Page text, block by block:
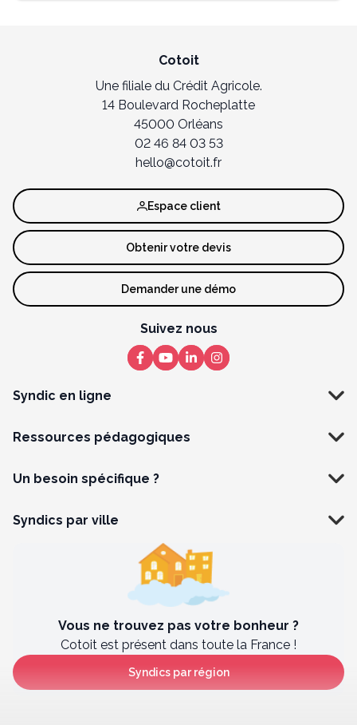
Cotoit
Une filiale du Crédit Agricole.
14 Boulevard Rocheplatte
45000 Orléans
02 46 84 03 53
hello@cotoit.fr
Syndic en ligne
Ressources pédagogiques
Un besoin spécifique ?
Espace client
Obtenir votre devis
Demander une démo
Suivez nous
Syndics par ville
Vous ne trouvez pas votre bonheur ?
Cotoit est présent dans toute la France !
Syndics par région